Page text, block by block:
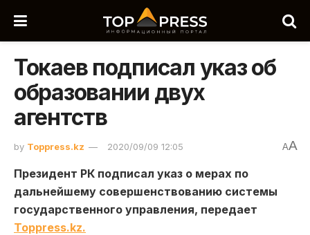
Токаев подписал указ об
образовании двух
агентств
by Toppress.kz 2020/09/09 12:05 AA
Президент РК подписал указ о мерах по
дальнейшему совершенствованию системы
государственного управления, передает
Toppress.kz.